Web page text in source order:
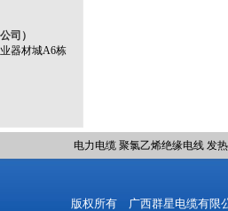
司）
器材城A6栋
电力电缆 聚氯乙烯绝缘电线 发
版权所有 广西群星电缆有限